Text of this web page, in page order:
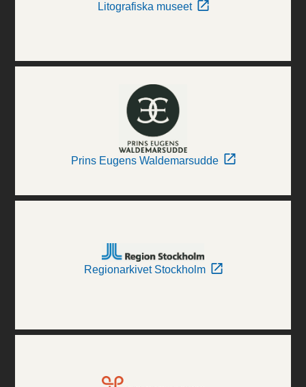
Litografiska museet
Prins Eugens Waldemarsudde
Regionarkivet Stockholm